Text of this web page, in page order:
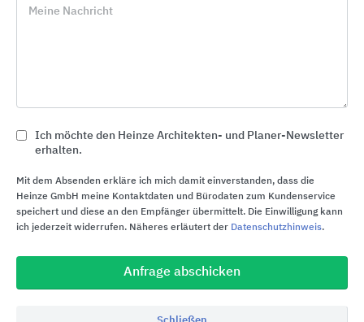
KWC Aquarotter
Meine Nachricht
Ich möchte den Heinze Architekten- und Planer-Newsletter
erhalten.
Mit dem Absenden erkläre ich mich damit einverstanden, dass die
Heinze GmbH meine Kontaktdaten und Bürodaten zum Kundenservice
speichert und diese an den Empfänger übermittelt. Die Einwilligung kann
ich jederzeit widerrufen. Näheres erläutert der Datenschutzhinweis.
Anfrage abschicken